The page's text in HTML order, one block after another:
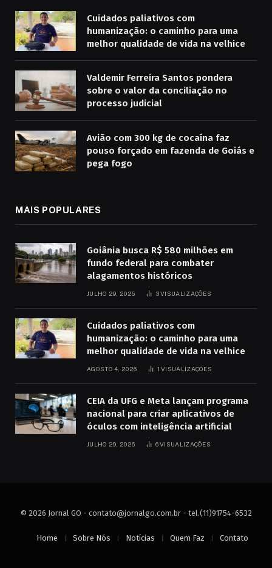
Cuidados paliativos com
humanização: o caminho para uma
melhor qualidade de vida na velhice
Valdemir Ferreira Santos pondera
sobre o valor da conciliação no
processo judicial
Avião com 300 kg de cocaína faz
pouso forçado em fazenda de Goiás e
pega fogo
MAIS POPULARES
Goiânia busca R$ 580 milhões em
fundo federal para combater
alagamentos históricos
JULHO 29, 2026 3VISUALIZAÇÕES
Cuidados paliativos com
humanização: o caminho para uma
melhor qualidade de vida na velhice
AGOSTO 4, 2026 1VISUALIZAÇÕES
CEIA da UFG e Meta lançam programa
nacional para criar aplicativos de
óculos com inteligência artificial
JULHO 29, 2026 6VISUALIZAÇÕES
© 2026 Jornal GO - contato@jornalgo.com.br- tel.(11)91754-6532
Home Sobre Nós Notícias Quem Faz Contato